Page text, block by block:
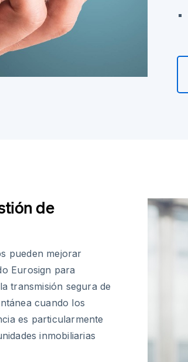
de
pueden mejorar
Eurosign para
transmisión segura de
cuando los
es particularmente
inmobiliarias